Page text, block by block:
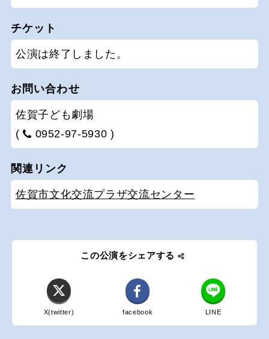
チケット
公演は終了しました。
お問い合わせ
佐賀子ども劇場
(
0952-97-5930 )
関連リンク
佐賀市文化交流プラザ交流センター
この公演をシェアする
X(twitter) facebook LINE